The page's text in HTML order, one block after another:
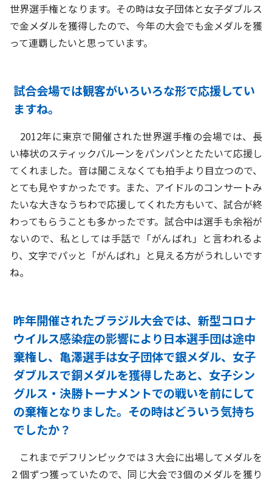
世界選手権となります。その時は女子団体と女子ダブルス
で金メダルを獲得したので、今年の大会でも金メダルを獲
って連覇したいと思っています。
試合会場では観客がいろいろな形で応援してい
ますね。
2012年に東京で開催された世界選手権の会場では、長
い棒状のスティックバルーンをパンパンとたたいて応援し
てくれました。音は聞こえなくても拍手より目立つので、
とても見やすかったです。また、アイドルのコンサートみ
たいな大きなうちわで応援してくれた方もいて、試合が終
わってもらうことも多かったです。試合中は選手も余裕が
ないので、私としては手話で「がんばれ」と言われるよ
り、文字でパッと「がんばれ」と見える方がうれしいです
ね。
昨年開催されたブラジル大会では、新型コロナ
ウイルス感染症の影響により日本選手団は途中
棄権し、亀澤選手は女子団体で銀メダル、女子
ダブルスで銅メダルを獲得したあと、女子シン
グルス・決勝トーナメントでの戦いを前にして
の棄権となりました。その時はどういう気持ち
でしたか？
これまでデフリンピックでは３大会に出場してメダルを
２個ずつ獲っていたので、同じ大会で3個のメダルを獲り